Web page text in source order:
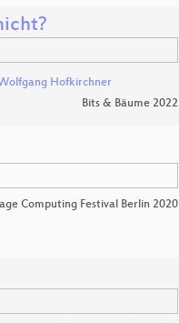
Hofkirchner
Bits & Bäume 2022
Computing Festival Berlin 2020